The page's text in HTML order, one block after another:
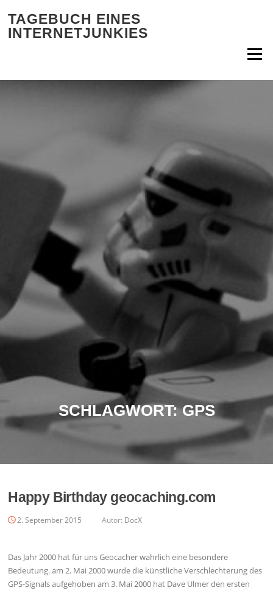
TAGEBUCH EINES
INTERNETJUNKIES
Menü
SCHLAGWORT:GPS
Happy Birthday geocaching.com
2. September 2015 Autor: DocX
Das Jahr 2000 hat für uns Geocacher wahrlich eine besondere
Bedeutung. am 2. Mai 2000 wurde die künstliche Verschlechterung des
GPS-Signals aufgehoben am 3. Mai 2000 hat Dave Ulmer den ersten